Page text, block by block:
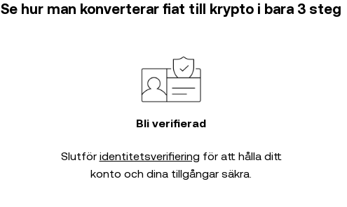
Se hur man konverterar fiat till krypto i bara 3 steg
Bli verifierad
Slutför identitetsverifiering för att hålla ditt
konto och dina tillgångar säkra.